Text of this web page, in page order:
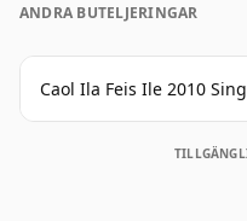
ANDRA BUTELJERINGAR
Caol Ila Feis Ile 2010